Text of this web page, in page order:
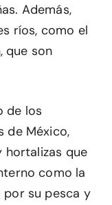
Además,
ríos, como el
que son
de los
de México,
hortalizas que
como la
por su pesca y